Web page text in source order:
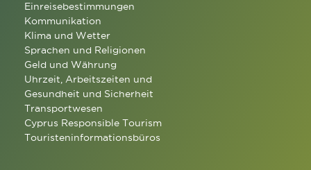
Einreisebestimmungen
Kommunikation
Klima und Wetter
Sprachen und Religionen
Geld und Währung
Uhrzeit, Arbeitszeiten und
Gesundheit und Sicherheit
Transportwesen
Cyprus Responsible Tourism
Touristeninformationsbüros